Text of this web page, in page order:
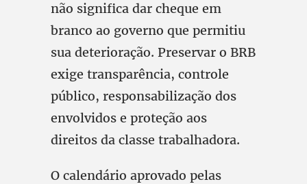
não significa dar cheque em
branco ao governo que permitiu
sua deterioração. Preservar o BRB
exige transparência, controle
público, responsabilização dos
envolvidos e proteção aos
direitos da classe trabalhadora.
O calendário aprovado pelas